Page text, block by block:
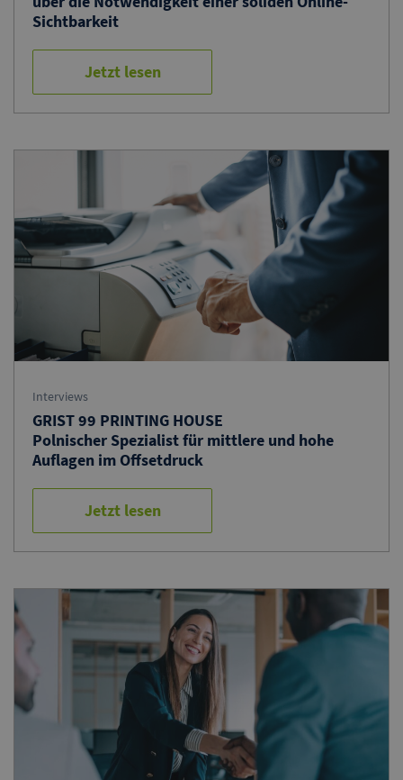
Sichtbarkeit
Jetzt lesen
Interviews
GRIST 99 PRINTING HOUSE
Polnischer Spezialist für mittlere und hohe
Auflagen im Offsetdruck
Jetzt lesen